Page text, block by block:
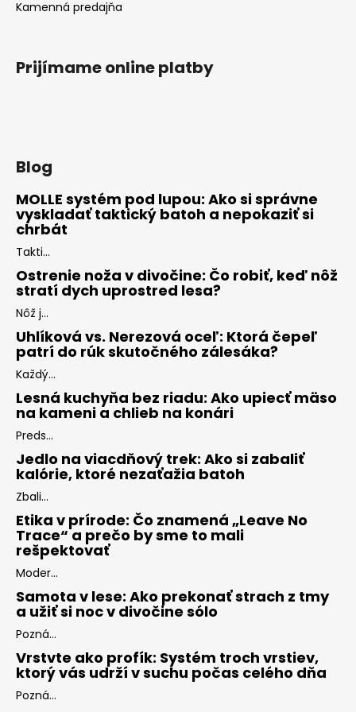
Kamenná predajňa
Prijímame online platby
Blog
MOLLE systém pod lupou: Ako si správne
vyskladať taktický batoh a nepokaziť si
chrbát
Takti...
Ostrenie noža v divočine: Čo robiť, keď nôž
stratí dych uprostred lesa?
Nôž j...
Uhlíková vs. Nerezová oceľ: Ktorá čepeľ
patrí do rúk skutočného zálesáka?
Každý...
Lesná kuchyňa bez riadu: Ako upiecť mäso
na kameni a chlieb na konári
Preds...
Jedlo na viacdňový trek: Ako si zabaliť
kalórie, ktoré nezaťažia batoh
Zbali...
Etika v prírode: Čo znamená „Leave No
Trace“ a prečo by sme to mali
rešpektovať
Moder...
Samota v lese: Ako prekonať strach z tmy
a užiť si noc v divočine sólo
Pozná...
Vrstvte ako profík: Systém troch vrstiev,
ktorý vás udrží v suchu počas celého dňa
Pozná...